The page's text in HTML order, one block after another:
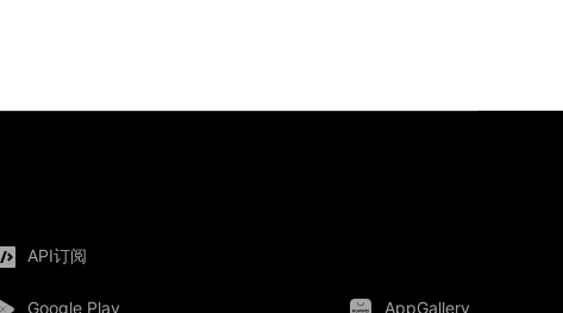
API订阅
Google Play AppGallery